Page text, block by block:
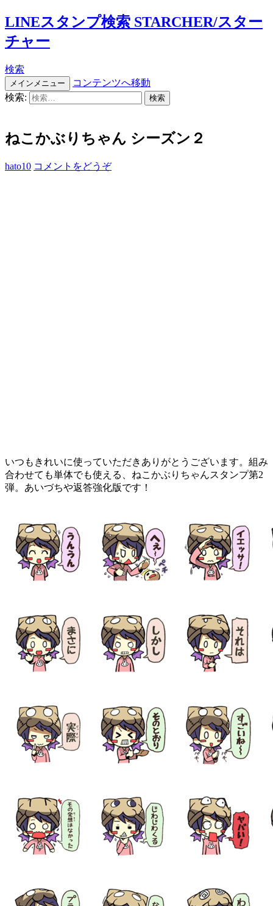
LINEスタンプ検索 STARCHER/スター
チャー
検索
メインメニュー
コンテンツへ移動
検索:
ねこかぶりちゃん シーズン２
hato10 コメントをどうぞ
いつもきれいに使っていただきありがとうございます。組み
合わせても単体でも使える、ねこかぶりちゃんスタンプ第2
弾。あいづちや返答強化版です！